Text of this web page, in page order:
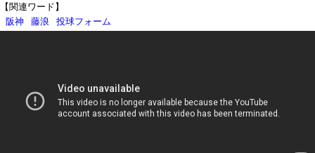
【関連ワード】
阪神
藤浪 投球フォーム